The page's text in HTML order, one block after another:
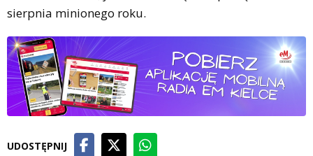
sierpnia minionego roku.
UDOSTĘPNIJ